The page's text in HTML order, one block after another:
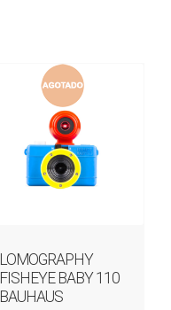
LOMOGRAPHY
FISHEYE BABY 110
BAUHAUS